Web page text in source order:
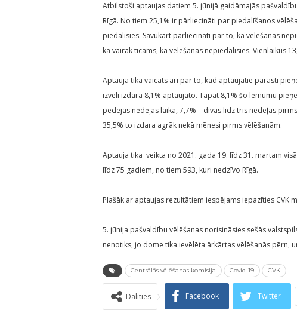
Atbilstoši aptaujas datiem 5. jūnijā gaidāmajās
Rīgā. No tiem 25,1% ir pārliecināti par piedalīšanos
piedalīsies. Savukārt pārliecināti par to, ka vēlēšanās
ka vairāk ticams, ka vēlēšanās nepiedalīsies. Vienlaikus
Aptaujā tika vaicāts arī par to, kad aptaujātie parasti
izvēli izdara 8,1% aptaujāto. Tāpat 8,1% šo lēmumu
pēdējās nedēļas laikā, 7,7% – divas līdz trīs nedēļas
35,5% to izdara agrāk nekā mēnesi pirms vēlēšanām.
Aptauja tika veikta no 2021. gada 19. līdz 31. martam
līdz 75 gadiem, no tiem 593, kuri nedzīvo Rīgā.
Plašāk ar aptaujas rezultātiem iespējams iepazīties CVK
5. jūnija pašvaldību vēlēšanas norisināsies sešās
nenotiks, jo dome tika ievēlēta ārkārtas vēlēšanās pērn,
Centrālās vēlēšanas komisija Covid-19 CVK
Dalīties Facebook Twitter